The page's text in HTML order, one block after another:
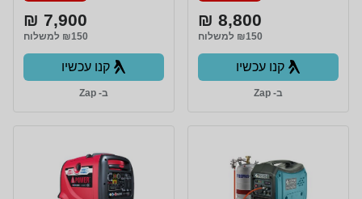
8,800 ₪
₪150 למשלוח
קנו עכשיו
ב- Zap
7,900 ₪
₪150 למשלוח
קנו עכשיו
ב- Zap